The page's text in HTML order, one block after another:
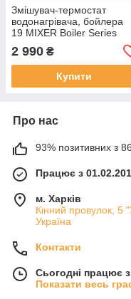
Змішувач-термостат
водонагрівача, бойлера
19 MIXER Boiler Series
2 990 ₴
Купити
Про нас
93% позитивних з 86
Працює з
м. Харків
Кінний провулок, 5
Україна
Контакти
Сьогодні працює
Показати весь